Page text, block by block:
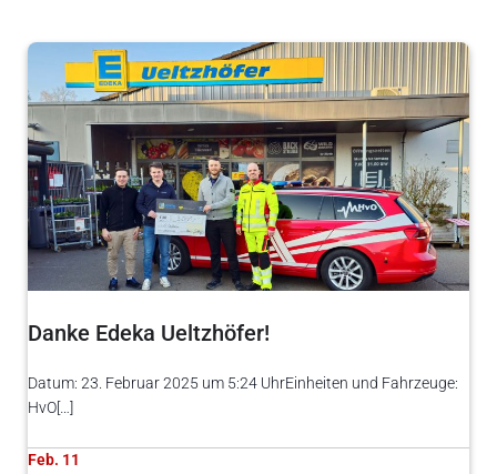
Danke Edeka Ueltzhöfer!
Datum: 23. Februar 2025 um 5:24 UhrEinheiten und Fahrzeuge:
HvO[…]
Feb. 11